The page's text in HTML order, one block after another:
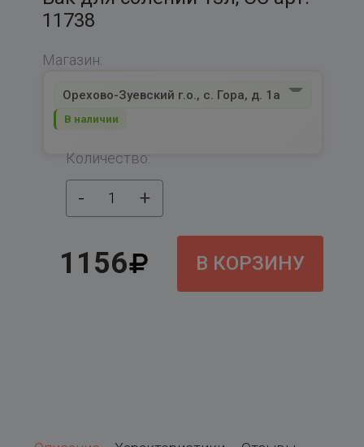
11738
Магазин:
Орехово-Зуевский г.о., с. Гора, д. 1а
В наличии
Количество:
- 1 +
1156 В КОРЗИНУ